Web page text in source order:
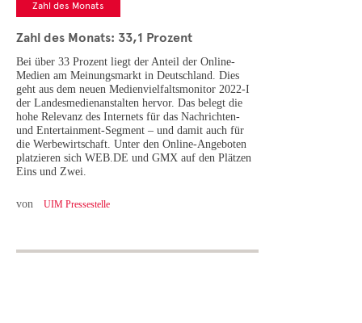
Zahl des Monats
Zahl des Monats: 33,1 Prozent
Bei über 33 Prozent liegt der Anteil der Online-
Medien am Meinungsmarkt in Deutschland. Dies
geht aus dem neuen Medienvielfaltsmonitor 2022-I
der Landesmedienanstalten hervor. Das belegt die
hohe Relevanz des Internets für das Nachrichten-
und Entertainment-Segment – und damit auch für
die Werbewirtschaft. Unter den Online-Angeboten
platzieren sich WEB.DE und GMX auf den Plätzen
Eins und Zwei.
von UIM Pressestelle